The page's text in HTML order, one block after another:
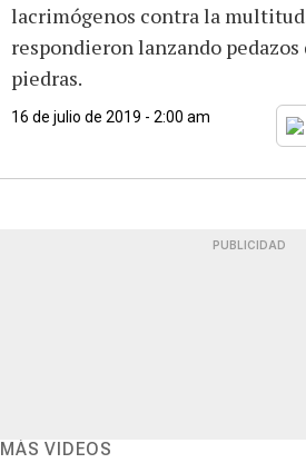
lacrimógenos contra la
respondieron lanzando pedazos
piedras.
16 de julio de 2019 - 2:00 am
PUBLICIDAD
MÁS VIDEOS